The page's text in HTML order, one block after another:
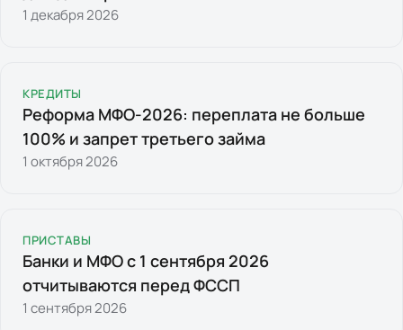
1 декабря 2026
КРЕДИТЫ
Реформа МФО-2026: переплата не больше
100% и запрет третьего займа
1 октября 2026
ПРИСТАВЫ
Банки и МФО с 1 сентября 2026
отчитываются перед ФССП
1 сентября 2026